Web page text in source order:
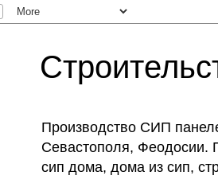
Производство СИП
Севастополя, Феодосии.
сип дома, дома из сип,